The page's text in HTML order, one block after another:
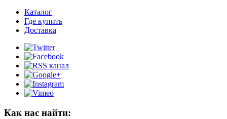
Каталог
Где купить
Доставка
Как нас найти: